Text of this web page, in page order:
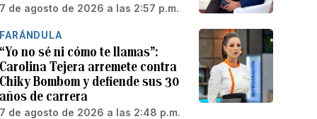
7 de agosto de 2026 a las 2:57 p.m.
FARÁNDULA
“Yo no sé ni cómo te llamas”:
Carolina Tejera arremete contra
Chiky Bombom y defiende sus 30
años de carrera
7 de agosto de 2026 a las 2:48 p.m.